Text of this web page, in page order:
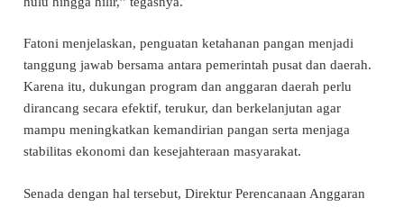
Fatoni menjelaskan, penguatan ketahanan pangan menjadi
tanggung jawab bersama antara pemerintah pusat dan daerah.
Karena itu, dukungan program dan anggaran daerah perlu
dirancang secara efektif, terukur, dan berkelanjutan agar
mampu meningkatkan kemandirian pangan serta menjaga
stabilitas ekonomi dan kesejahteraan masyarakat.
Senada dengan hal tersebut, Direktur Perencanaan Anggaran